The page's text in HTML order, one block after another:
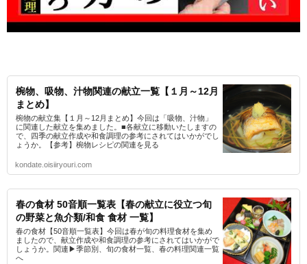
椀物、吸物、汁物関連の献立一覧【１月～12月
まとめ】
椀物の献立集【１月～12月まとめ】今回は「吸物、汁物」
に関連した献立を集めました。■各献立に移動いたしますの
で、四季の献立作成や和食調理の参考にされてはいかがでし
ょうか。【参考】椀物レシピの関連を見る
kondate.oisiiryouri.com
春の食材 50音順一覧表【春の献立に役立つ旬
の野菜と魚介類/和食 食材 一覧】
春の食材【50音順一覧表】今回は春が旬の料理食材を集め
ましたので、献立作成や和食調理の参考にされてはいかがで
しょうか。関連▶季節別、旬の食材一覧、春の料理関連一覧
へ